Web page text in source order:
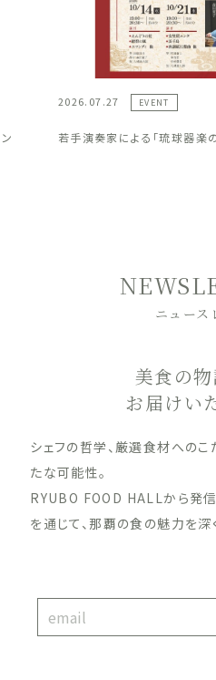
2026.07.27 EVENT
若手演奏家による「琉球器楽
ニュース
美食の物
お届けい
シェフの哲学、厳選食材への
たな可能性。
RYUBO FOOD HALLから発
を通じて、那覇の食の魅力を深